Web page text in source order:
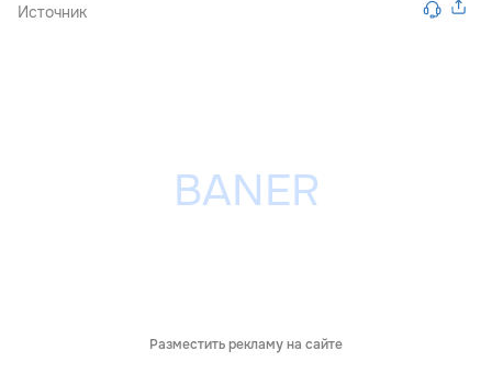
Источник
Разместить рекламу на сайте